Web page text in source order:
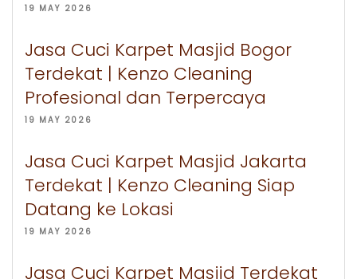
19 MAY 2026
Jasa Cuci Karpet Masjid Bogor
Terdekat | Kenzo Cleaning
Profesional dan Terpercaya
19 MAY 2026
Jasa Cuci Karpet Masjid Jakarta
Terdekat | Kenzo Cleaning Siap
Datang ke Lokasi
19 MAY 2026
Jasa Cuci Karpet Masjid Terdekat